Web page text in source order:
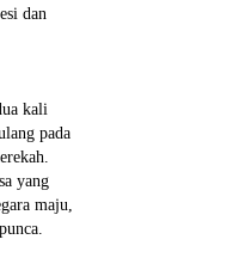
dan
kali
pada
yang
maju,